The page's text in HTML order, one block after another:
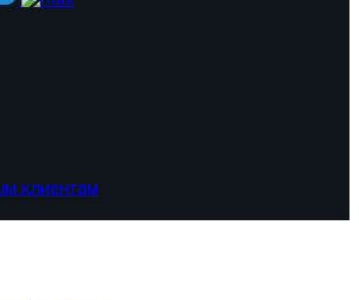
клиентам